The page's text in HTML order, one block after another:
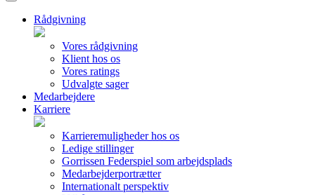
Rådgivning
Vores rådgivning
Klient hos os
Vores ratings
Udvalgte sager
Medarbejdere
Karriere
Karrieremuligheder hos os
Ledige stillinger
Gorrissen Federspiel som arbejdsplads
Medarbejderportrætter
Internationalt perspektiv